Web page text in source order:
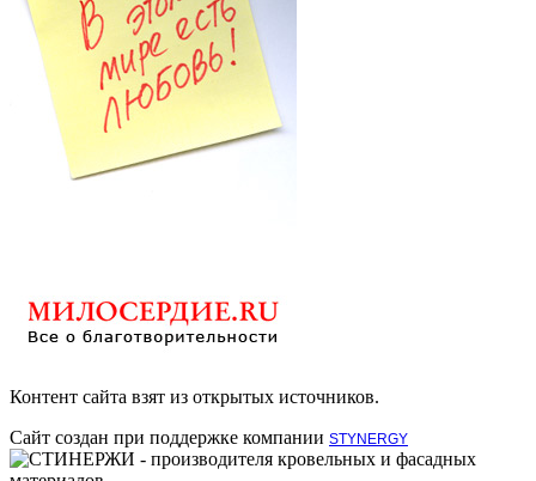
Контент сайта взят из открытых источников.
Сайт создан при поддержке компании STYNERGY
- производителя кровельных и фасадных